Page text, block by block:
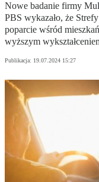
Nowe badanie firmy
PBS wykazało, że
poparcie wśród
wyższym
Publikacja: 19.07.2024 15:27